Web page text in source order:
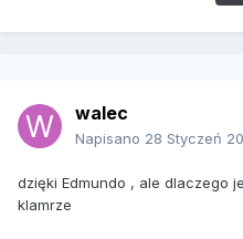
walec
Napisano 28 Styczeń
dzięki Edmundo , ale dlaczego
klamrze